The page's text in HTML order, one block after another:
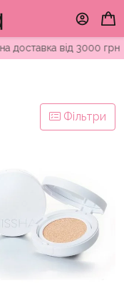
від 3000 грн∘
Фільтри